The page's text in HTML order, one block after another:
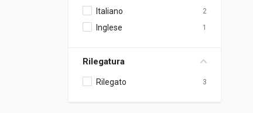
Italiano 2
Inglese 1
Rilegatura
Rilegato 3